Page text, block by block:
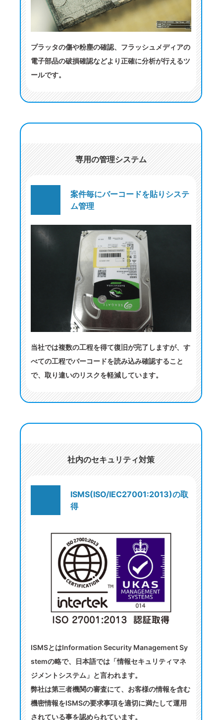
プラッタの傷や粉塵の確認、フラッシュメディアの
電子部品の破損確認などより正確に分析が行えるツ
ールです。
専用の管理システム
案件毎にバーコードを貼りシステ
ム管理
当社では複数の工程を得て復旧が完了しますが、す
べての工程でバーコードを読み込み確認すること
で、取り違いのリスクを軽減しています。
社内のセキュリティ対策
ISMS(ISO/IEC27001:2013)の取
得
ISMSとはInformation Security Management Sy
stemの略で、日本語では「情報セキュリティマネ
ジメントシステム」と言われます。
弊社は第三者機関の審査にて、お客様の情報を含む
機密情報をISMSの要求事項を適切に満たして運用
されている事を認められています。